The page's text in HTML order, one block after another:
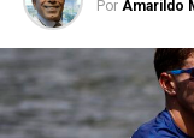
Por Amarildo